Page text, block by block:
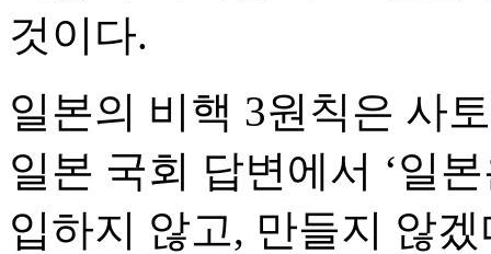
것이다.
일본의 비핵 3원칙은 사
일본 국회 답변에서 ‘일
입하지 않고, 만들지 않